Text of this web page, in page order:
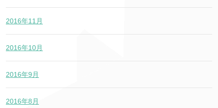
2016年11月
2016年10月
2016年9月
2016年8月